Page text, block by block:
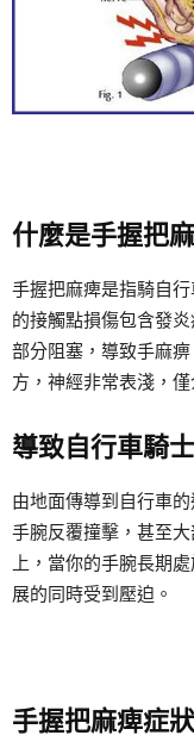
什麼是手握把
手握把麻痺是指騎自
的接觸點損傷包含發
部分阻塞，導致手麻
方，神經非常表淺，
導致自行車騎
由地面傳導到自行車
手腕反覆撞擊，甚至
上，當你的手腕長期
展的同時受到壓迫。
手握把麻痺症狀